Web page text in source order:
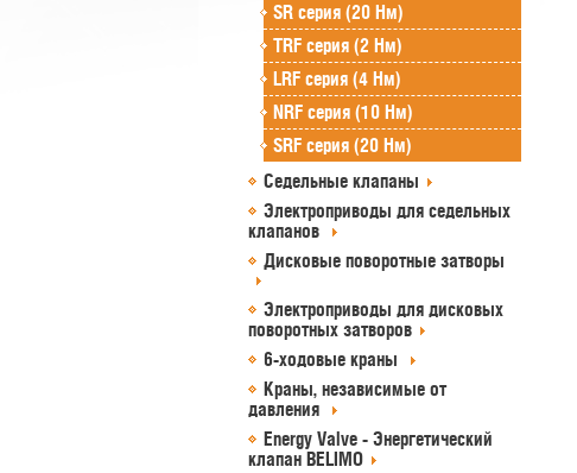
SR серия (20 Нм)
TRF серия (2 Нм)
LRF серия (4 Нм)
NRF серия (10 Нм)
SRF серия (20 Нм)
Седельные клапаны
Электроприводы для седельных
клапанов
Дисковые поворотные затворы
Электроприводы для дисковых
поворотных затворов
6-ходовые краны
Краны, независимые от
давления
Energy Valve - Энергетический
клапан BELIMO